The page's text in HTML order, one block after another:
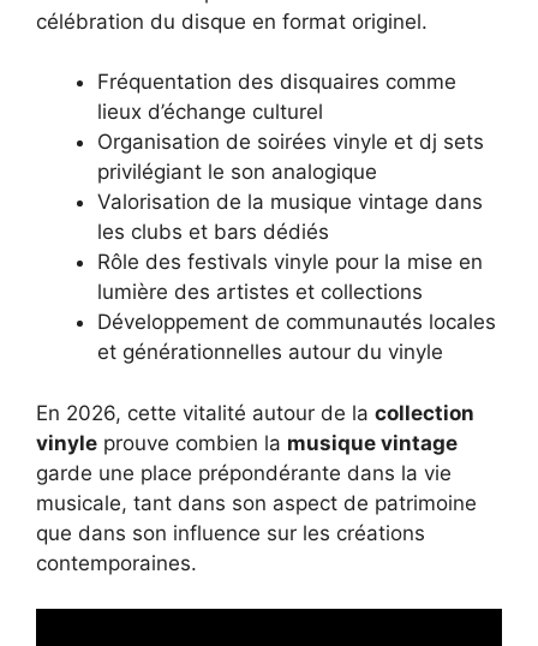
célébration du disque en format originel.
Fréquentation des disquaires comme
lieux d’échange culturel
Organisation de soirées vinyle et dj sets
privilégiant le son analogique
Valorisation de la musique vintage dans
les clubs et bars dédiés
Rôle des festivals vinyle pour la mise en
lumière des artistes et collections
Développement de communautés locales
et générationnelles autour du vinyle
En 2026, cette vitalité autour de la collection
vinyle prouve combien la musique vintage
garde une place prépondérante dans la vie
musicale, tant dans son aspect de patrimoine
que dans son influence sur les créations
contemporaines.